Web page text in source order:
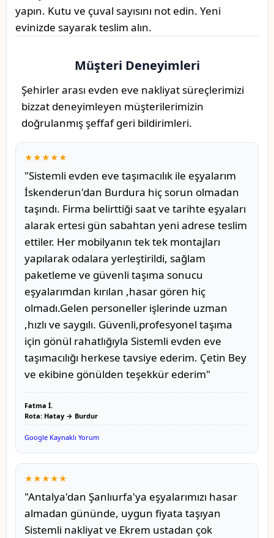
yapın. Kutu ve çuval sayısını not edin. Yeni
evinizde sayarak teslim alın.
Müşteri Deneyimleri
Şehirler arası evden eve nakliyat süreçlerimizi
bizzat deneyimleyen müşterilerimizin
doğrulanmış şeffaf geri bildirimleri.
★★★★★
"Sistemli evden eve taşımacılık ile eşyalarım
İskenderun'dan Burdura hiç sorun olmadan
taşındı. Firma belirttiği saat ve tarihte eşyaları
alarak ertesi gün sabahtan yeni adrese teslim
ettiler. Her mobilyanın tek tek montajları
yapılarak odalara yerleştirildi, sağlam
paketleme ve güvenli taşıma sonucu
eşyalarımdan kırılan ,hasar gören hiç
olmadı.Gelen personeller işlerinde uzman
,hızlı ve saygılı. Güvenli,profesyonel taşıma
için gönül rahatlığıyla Sistemli evden eve
taşımacılığı herkese tavsiye ederim. Çetin Bey
ve ekibine gönülden teşekkür ederim"
Fatma İ.
Rota: Hatay → Burdur
Google Kaynaklı Yorum
★★★★★
"Antalya'dan Şanlıurfa'ya eşyalarımızı hasar
almadan gününde, uygun fiyata taşıyan
Sistemli nakliyat ve Ekrem ustadan çok